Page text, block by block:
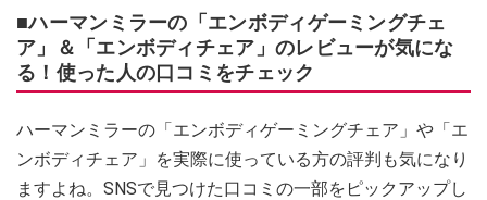
■ハーマンミラーの「エンボディゲーミングチェ
ア」＆「エンボディチェア」のレビューが気にな
る！使った人の口コミをチェック
ハーマンミラーの「エンボディゲーミングチェア」や「エ
ンボディチェア」を実際に使っている方の評判も気になり
ますよね。SNSで見つけた口コミの一部をピックアップし